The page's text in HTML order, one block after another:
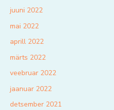
juuni 2022
mai 2022
aprill 2022
märts 2022
veebruar 2022
jaanuar 2022
detsember 2021